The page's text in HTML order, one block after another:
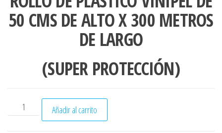
50 CMS DE ALTO X300 METROS
DE LARGO
(SUPER PROTECCIÓN)
Vinipel transparente rollo de 30 mts x 300 cms cantidad
Añadir al carrito